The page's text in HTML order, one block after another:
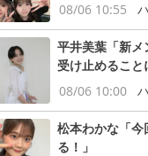
08/06 10:55
平井美葉「新
受け止めること
08/06 10:00
松本わかな「
る！」